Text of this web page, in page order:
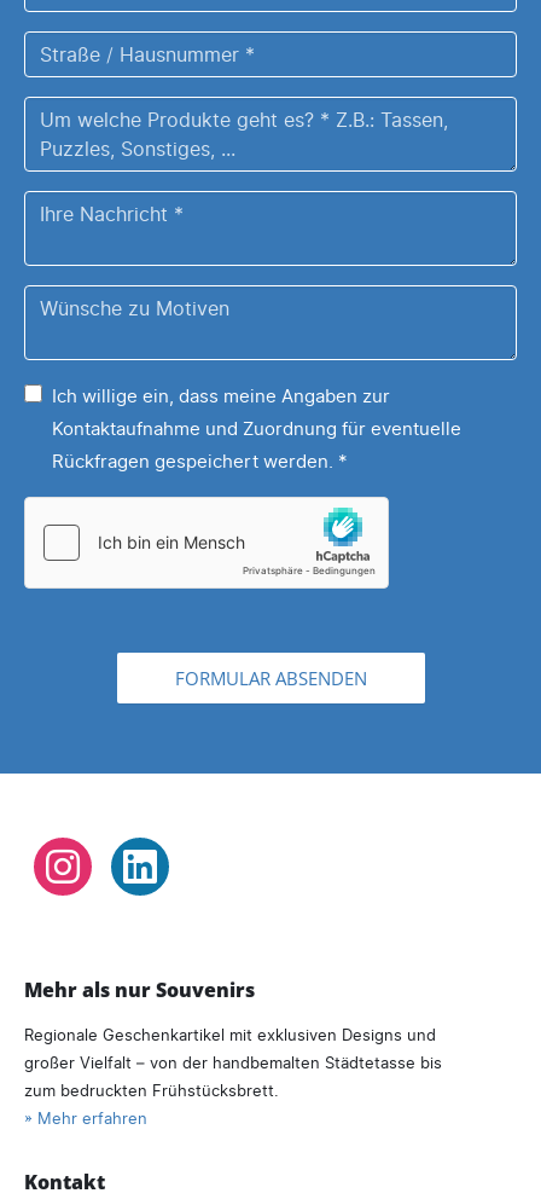
/
Ort
*
Straße
/
Hausnummer
Um
welche
Produkte
geht
Tassen,
...
Ihre
*
Wünsche
Ihrem
MotivIch willige ein, dass meine Angaben zur
Kontaktaufnahme und Zuordnung für eventuelle
Rückfragen gespeichert werden. *
FORMULAR ABSENDEN
Instagram LinkedIn
Mehr als nur Souvenirs
Regionale Geschenkartikel mit exklusiven Designs und
großer Vielfalt – von der handbemalten Städtetasse bis
zum bedruckten Frühstücksbrett.
» Mehr erfahren
Kontakt